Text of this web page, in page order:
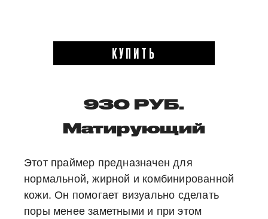
КУПИТЬ
930 РУБ.
Матирующий
Этот праймер предназначен для
нормальной, жирной и комбинированной
кожи. Он помогает визуально сделать
поры менее заметными и при этом